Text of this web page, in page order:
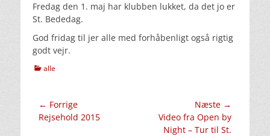
Fredag den 1. maj har klubben lukket, da det jo er
St. Bededag.
God fridag til jer alle med forhåbenligt også rigtig
godt vejr.
kategorier
alle
Indlægsnavigation
← Forrige
Forrige
Rejsehold 2015
Næste →
Næste
indlæg:
Video fra Open by
Night – Tur til St.